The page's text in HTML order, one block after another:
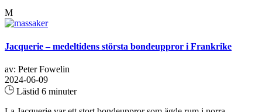
M
Jacquerie – medeltidens största bondeuppror i Frankrike
av: Peter Fowelin
2024-06-09
Lästid 6 minuter